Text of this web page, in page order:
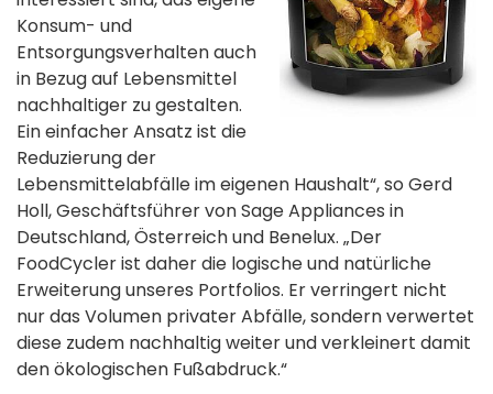
Konsum- und
Entsorgungsverhalten auch
in Bezug auf Lebensmittel
nachhaltiger zu gestalten.
Ein einfacher Ansatz ist die
Reduzierung der
Lebensmittelabfälle im eigenen Haushalt“, so Gerd
Holl, Geschäftsführer von Sage Appliances in
Deutschland, Österreich und Benelux. „Der
FoodCycler ist daher die logische und natürliche
Erweiterung unseres Portfolios. Er verringert nicht
nur das Volumen privater Abfälle, sondern verwertet
diese zudem nachhaltig weiter und verkleinert damit
den ökologischen Fußabdruck.“